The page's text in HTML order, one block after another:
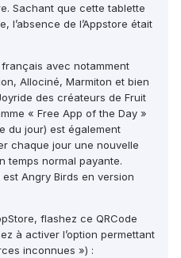
Sachant que cette tablette
l’absence de l’Appstore était
avec notamment
Allociné, Marmiton et bien
des créateurs de Fruit
« Free App of the Day »
du jour) est également
chaque jour une nouvelle
temps normal payante.
est Angry Birds en version
flashez ce QRCode
à activer l’option permettant
inconnues ») :